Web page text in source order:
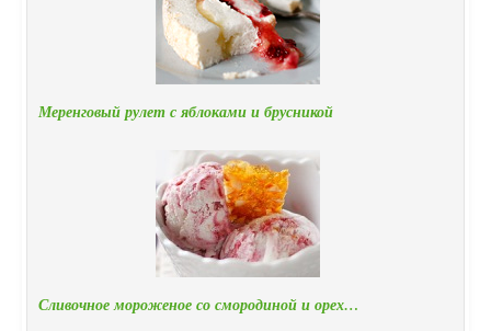
Меренговый рулет с яблоками и брусникой
Сливочное мороженое со смородиной и орех…